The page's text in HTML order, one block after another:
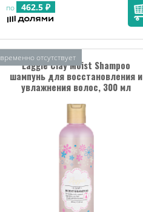
по 462.5 ₽
Laggie Clay Moist Shampoo
шампунь для восстановления и
увлажнения волос, 300 мл
временно отсутствует